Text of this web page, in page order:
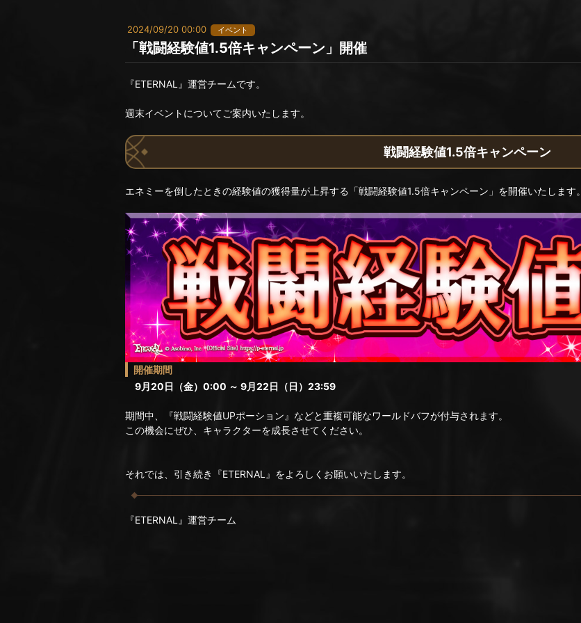
2024/09/20 00:00 イベント
「戦闘経験値1.5倍キャンペーン」開催
『ETERNAL』運営チームです。
週末イベントについてご案内いたします。
戦闘経験値1.5倍キャンペーン
エネミーを倒したときの経験値の獲得量が上昇する「戦闘経験値1.5倍キャンペーン」を開催いたします。
開催期間
9月20日（金）0:00 ～ 9月22日（日）23:59
期間中、『戦闘経験値UPポーション』などと重複可能なワールドバフが付与されます。
この機会にぜひ、キャラクターを成長させてください。
それでは、引き続き『ETERNAL』をよろしくお願いいたします。
『ETERNAL』運営チーム